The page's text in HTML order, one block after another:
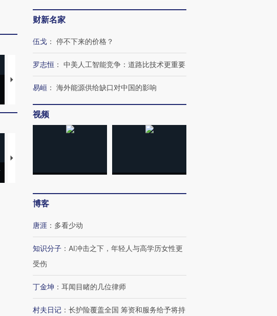
马航飞行员跨国走私7万
粒摇头丸 尿检体内含3种
度Z世代 用街头抗争将教
【推广】走进第四届链博
有意思的生活方式·第三对
住三大增长引擎是什么？
财新名家
伍戈 ： 停不下来的价格？
罗志恒 ： 中美人工智能竞争：道路比技术更重要
易峘 ： 海外能源供给缺口对中国的影响
视频
博客
唐涯 ： 多看少动
知识分子 ： AI冲击之下，年轻人与高学历女性更
受伤
丁金坤 ： 耳闻目睹的几位律师
村夫日记 ： 长护险覆盖全国 筹资和服务给予将持